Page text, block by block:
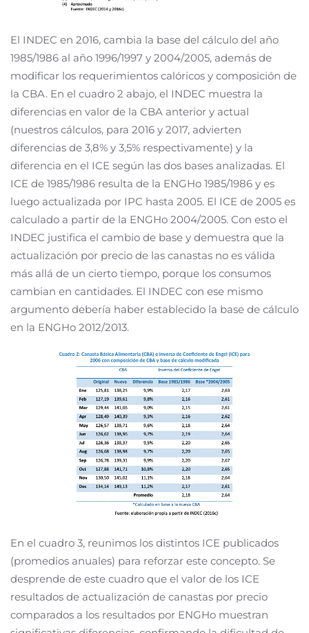
El INDEC en 2016, cambia la base del cálculo del año
1985/1986 al año 1996/1997 y 2004/2005, además de
modificar los requerimientos calóricos y composición de
la CBA. En el cuadro 2 abajo, el INDEC muestra la
diferencias en valor de la CBA anterior y actual
(nuestros cálculos, para 2016 y 2017, advierten
diferencias de 3,8% y 3,5% respectivamente) y la
diferencia en el ICE según las dos bases analizadas. El
ICE de 1985/1986 resulta de la ENGHo 1985/1986 y es
luego actualizada por IPC hasta 2005. El ICE de 2005 es
calculado a partir de la ENGHo 2004/2005. Con esto el
INDEC justifica el cambio de base y demuestra que la
actualización por precio de las canastas no es válida
más allá de un cierto tiempo, porque los consumos
cambian en cantidades. El INDEC con ese mismo
argumento debería haber establecido la base de cálculo
en la ENGHo 2012/2013.
En el cuadro 3, reunimos los distintos ICE publicados
(promedios anuales) para reforzar este concepto. Se
desprende de este cuadro que el valor de los ICE
resultados de actualización de canastas por precio
comparados a los resultados por ENGHo muestran